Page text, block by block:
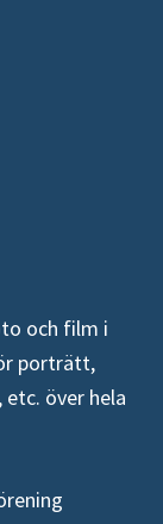
och film i
porträtt,
över hela